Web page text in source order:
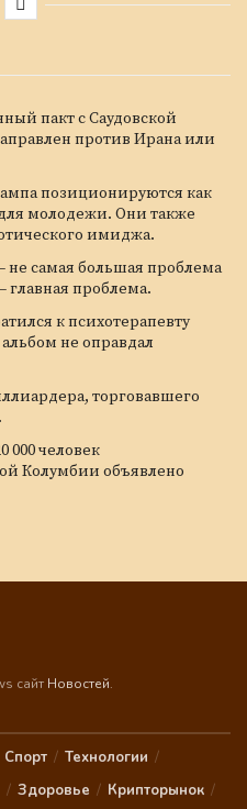
пакт с Саудовской
против Ирана или
позиционируются как
молодежи. Они также
имиджа.
не самая большая проблема
проблема.
к психотерапевту
не оправдал
торговавшего
человек
Колумбии объявлено
сайт Новостей.
Спорт
Технологии
Здоровье Крипторынок